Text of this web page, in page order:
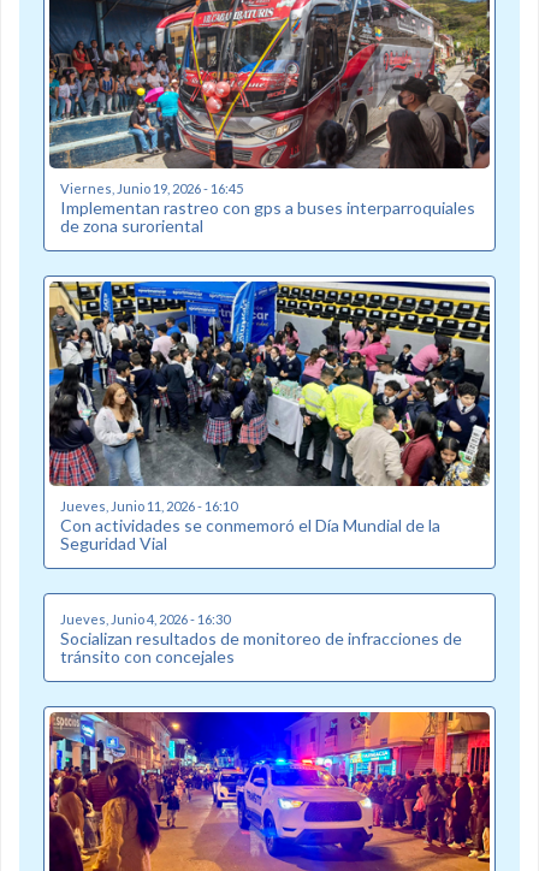
Viernes, Junio 19, 2026 - 16:45
Implementan rastreo con gps a buses interparroquiales
de zona suroriental
Jueves, Junio 11, 2026 - 16:10
Con actividades se conmemoró el Día Mundial de la
Seguridad Vial
Jueves, Junio 4, 2026 - 16:30
Socializan resultados de monitoreo de infracciones de
tránsito con concejales